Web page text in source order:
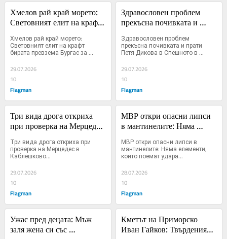
Хмелов рай край морето:
Световният елит на крафт
Metalhead Beer Fest
Хмелов рай край морето:
Световният елит на крафт
бирата превзема Бургас за
Metalhead Beer Fest...
29.07.2026
10
Flagman
Здравословен проблем
прекъсна почивката и
Спешното в Царево, тя
трогна с думи: В добри
Здравословен проблем
прекъсна почивката и прати
Петя Дикова в Спешното в
Царево, тя трогна с думи: В
добри ръце сте...
29.07.2026
10
Flagman
Три вида дрога откриха
при проверка на Мерцедес
Три вида дрога откриха при
проверка на Мерцедес в
Каблешково...
29.07.2026
10
Flagman
МВР откри опасни липси
в мантинелите: Няма
удара
МВР откри опасни липси в
мантинелите: Няма елементи,
които поемат удара...
28.07.2026
10
Flagman
Ужас пред децата: Мъж
заля жена си със
Кметът на Приморско
Иван Гайков: Твърденията